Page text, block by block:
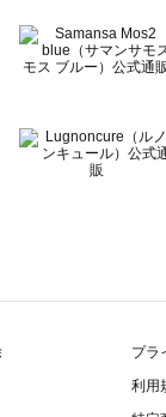
プラ
利用